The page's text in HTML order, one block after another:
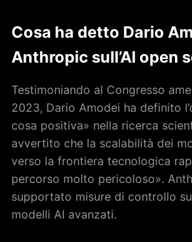
Cosa ha detto Dario
Anthropic sull’AI open
Testimoniando al Congresso
2023, Dario Amodei ha definito
cosa positiva» nella ricerca
avvertito che la scalabilità dei
verso la frontiera tecnologica
percorso molto pericoloso».
supportato misure di controllo
modelli AI avanzati.